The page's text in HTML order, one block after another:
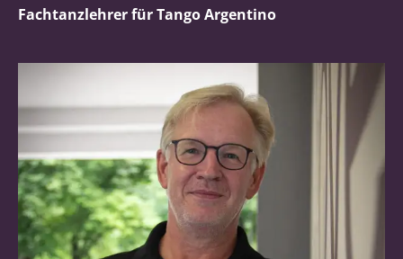
Fachtanzlehrer für Tango Argentino